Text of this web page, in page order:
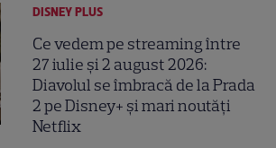
DISNEY PLUS
Ce vedem pe streaming între
27 iulie și 2 august 2026:
Diavolul se îmbracă de la Prada
2 pe Disney+ și mari noutăți
Netflix